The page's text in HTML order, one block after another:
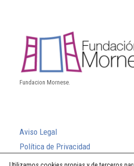
Fundacion Mornese.
Aviso Legal
Política de Privacidad
Política de Cookies